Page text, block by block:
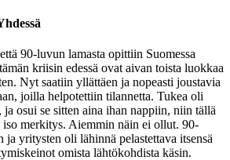
90-luvun lamasta opittiin Suomessa
kriisin edessä ovat aivan toista luokkaa
Nyt saatiin yllättäen ja nopeasti joustavia
joilla helpotettiin tilannetta. Tukea oli
osui se sitten aina ihan nappiin, niin tällä
merkitys. Aiemmin näin ei ollut. 90-
ja yritysten oli lähinnä pelastettava itsensä
omista lähtökohdista käsin.